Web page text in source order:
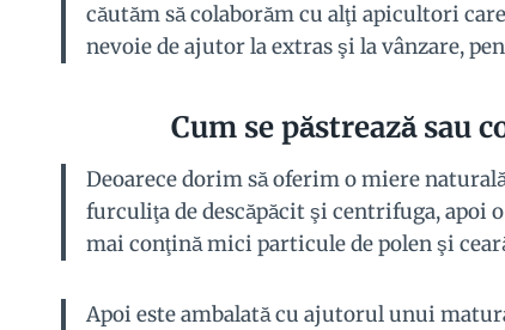
căutăm să colaborăm cu alţi apicultori
nevoie de ajutor la extras şi la vânzare,
Cum se păstrează sau
Deoarece dorim să oferim o miere
furculiţa de descăpăcit şi centrifuga,
mai conţină mici particule de polen şi
Apoi este ambalată cu ajutorul unui